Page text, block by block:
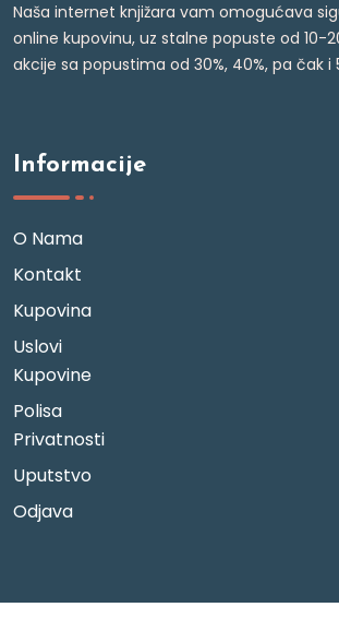
Naša internet knjižara vam omogućava
online kupovinu, uz stalne popuste od 10-
akcije sa popustima od 30%, 40%, pa čak i
Informacije
O Nama
Kontakt
Kupovina
Uslovi
Kupovine
Polisa
Privatnosti
Uputstvo
Odjava